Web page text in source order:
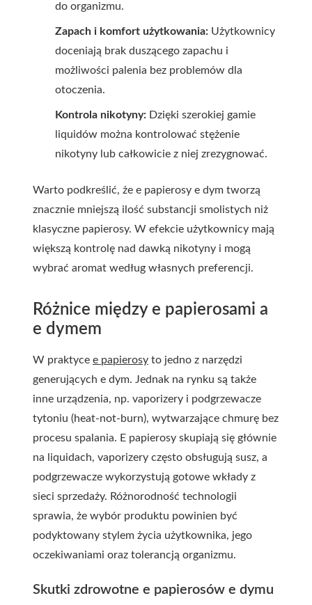
do organizmu.
Zapach i komfort użytkowania: Użytkownicy
doceniają brak duszącego zapachu i
możliwości palenia bez problemów dla
otoczenia.
Kontrola nikotyny: Dzięki szerokiej gamie
liquidów można kontrolować stężenie
nikotyny lub całkowicie z niej zrezygnować.
Warto podkreślić, że e papierosy e dym tworzą
znacznie mniejszą ilość substancji smolistych niż
klasyczne papierosy. W efekcie użytkownicy mają
większą kontrolę nad dawką nikotyny i mogą
wybrać aromat według własnych preferencji.
Różnice między e papierosami a
e dymem
W praktyce e papierosy to jedno z narzędzi
generujących e dym. Jednak na rynku są także
inne urządzenia, np. vaporizery i podgrzewacze
tytoniu (heat-not-burn), wytwarzające chmurę bez
procesu spalania. E papierosy skupiają się głównie
na liquidach, vaporizery często obsługują susz, a
podgrzewacze wykorzystują gotowe wkłady z
sieci sprzedaży. Różnorodność technologii
sprawia, że wybór produktu powinien być
podyktowany stylem życia użytkownika, jego
oczekiwaniami oraz tolerancją organizmu.
Skutki zdrowotne e papierosów e dymu